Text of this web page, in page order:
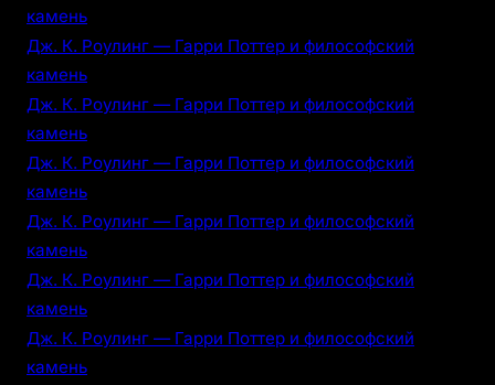
камень
Дж. К. Роулинг — Гарри Поттер и философский
камень
Дж. К. Роулинг — Гарри Поттер и философский
камень
Дж. К. Роулинг — Гарри Поттер и философский
камень
Дж. К. Роулинг — Гарри Поттер и философский
камень
Дж. К. Роулинг — Гарри Поттер и философский
камень
Дж. К. Роулинг — Гарри Поттер и философский
камень